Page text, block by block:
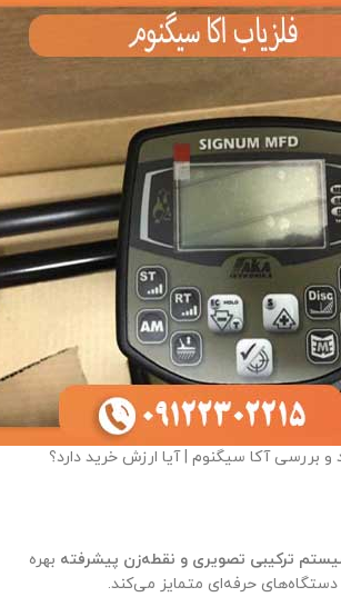
و بررسی آکا سیگنوم | آیا ارزش خرید دارد؟
ترکیبی تصویری و نقطه‌زن پیشرفته بهره
حرفه‌ای متمایز می‌کند.